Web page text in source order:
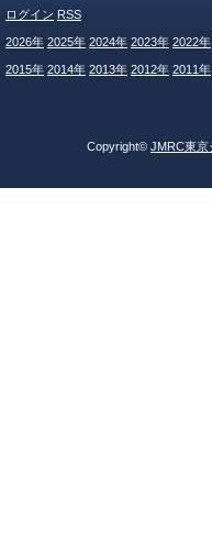
ログイン RSS
2026年 2025年 2024年 2023年 2022年
2015年 2014年 2013年 2012年 2011年
Copyright© JMRC東京